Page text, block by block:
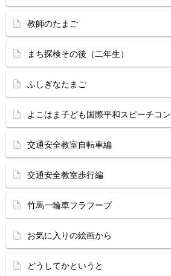
教師のたまご
まち探検その後（二年生）
ふしぎなたまご
よこはま子ども国際平和スピーチコ
交通安全教室自転車編
交通安全教室歩行編
竹馬一輪車フラフープ
お気に入りの絵画から
どうしてかというと